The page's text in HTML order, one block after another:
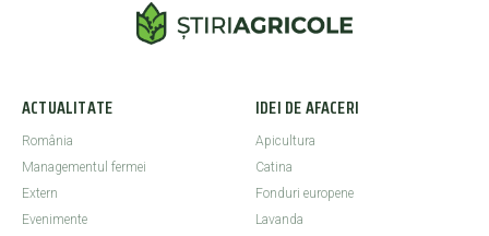
ACTUALITATE
România
Managementul fermei
Extern
Evenimente
IDEI DE AFACERI
Apicultura
Catina
Fonduri europene
Lavanda